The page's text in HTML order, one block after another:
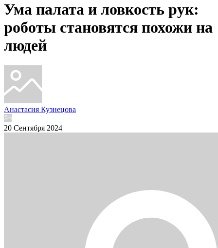
Ума палата и ловкость рук:
роботы становятся похожи на
людей
Анастасия Кузнецова
20 Сентября 2024